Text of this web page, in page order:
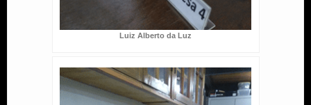
Luiz Alberto da Luz